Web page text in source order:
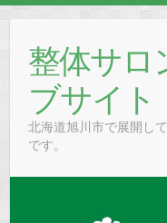
content整体サロ
ブサイト
北海道旭川市で展開し
です。